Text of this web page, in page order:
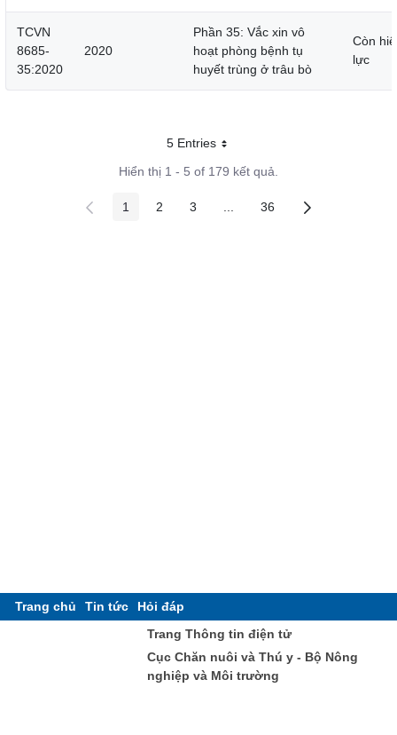
TCVN
8685-
35:2020
2020
Phần 35: Vắc xin vô
hoạt phòng bệnh tụ
huyết trùng ở trâu bò
Còn
lực
5 EntriesMỗi trang
Hiển thị 1 - 5 of 179 kết quả.
Các trang trên cổng
1 Các trang trên cổng
2 Các trang trên cổng
3 Các trang trung gian
Các trang trên cổng
36
Trang chủ Tin tức
Hỏi đáp
Trang Thông tin điện tử
Cục Chăn nuôi và Thú y - Bộ Nông
nghiệp và Môi trường